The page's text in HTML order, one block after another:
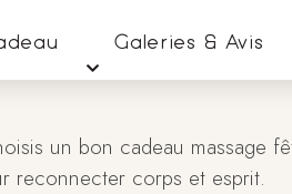
Galeries & Avis
un bon cadeau massage
reconnecter corps et esprit.